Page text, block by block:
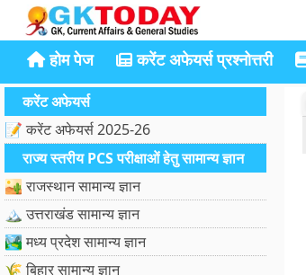
होम पेज करेंट अफेयर्स प्रश्नोत्तरी
करेंट अफेयर्स
📝 करेंट अफेयर्स 2025-26
राज्य स्तरीय PCS परीक्षाओं हेतु सामान्य ज्ञान
🏜️ राजस्थान सामान्य ज्ञान
🏔️ उत्तराखंड सामान्य ज्ञान
🏞️ मध्य प्रदेश सामान्य ज्ञान
🌾 बिहार सामान्य ज्ञान